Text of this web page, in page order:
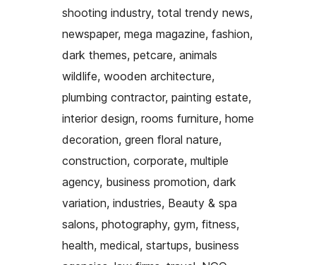
shooting industry, total trendy news,
newspaper, mega magazine, fashion,
dark themes, petcare, animals
wildlife, wooden architecture,
plumbing contractor, painting estate,
interior design, rooms furniture, home
decoration, green floral nature,
construction, corporate, multiple
agency, business promotion, dark
variation, industries, Beauty & spa
salons, photography, gym, fitness,
health, medical, startups, business